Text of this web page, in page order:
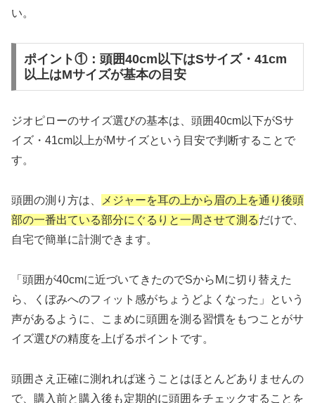
い。
ポイント①：頭囲40cm以下はSサイズ・41cm
以上はMサイズが基本の目安
ジオピローのサイズ選びの基本は、頭囲40cm以下がSサ
イズ・41cm以上がMサイズという目安で判断することで
す。
頭囲の測り方は、
メジャーを耳の上から眉の上を通り後頭
部の一番出ている部分にぐるりと一周させて測るだけで、
自宅で簡単に計測できます。
「頭囲が40cmに近づいてきたのでSからMに切り替えた
ら、くぼみへのフィット感がちょうどよくなった」という
声があるように、こまめに頭囲を測る習慣をもつことがサ
イズ選びの精度を上げるポイントです。
頭囲さえ正確に測れれば迷うことはほとんどありませんの
で、購入前と購入後も定期的に頭囲をチェックすることを